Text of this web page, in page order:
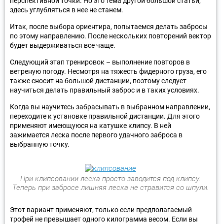
здесь углубляться в нее не станем.
Итак, после выбора ориентира, попытаемся делать забросы
по этому направлению. После нескольких повторений вектор
будет выдерживаться все чаще.
Следующий этап тренировок – выполнение повторов в
ветреную погоду. Несмотря на тяжесть фидерного груза, его
также сносит на большой дистанции, поэтому следует
научиться делать правильный заброс и в таких условиях.
Когда вы научитесь забрасывать в выбранном направлении,
переходите к установке правильной дистанции. Для этого
применяют имеющуюся на катушке клипсу. В ней
зажимается леска после первого удачного заброса в
выбранную точку.
При клипсовании леска просто заводится под клипсу.
Теперь при забросе лишняя леска не стравится со шпули.
Этот вариант применяют, только если предполагаемый
трофей не превышает одного килограмма весом. Если вы